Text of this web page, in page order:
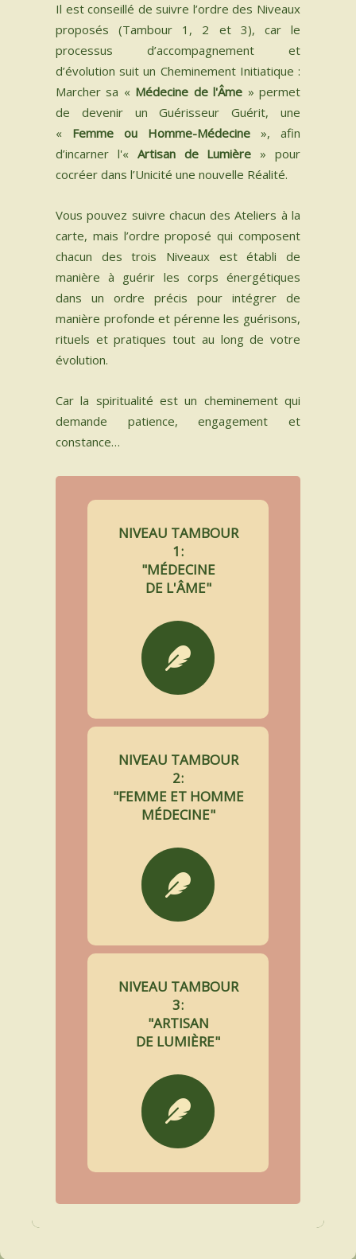
Il est conseillé de suivre l’ordre des Niveaux
proposés (Tambour 1, 2 et 3), car le
processus d’accompagnement et
d’évolution suit un Cheminement Initiatique :
Marcher sa « Médecine de l'Âme » permet
de devenir un Guérisseur Guérit, une
« Femme ou Homme-Médecine », afin
d’incarner l'« Artisan de Lumière » pour
cocréer dans l’Unicité une nouvelle Réalité.​
Vous pouvez suivre chacun des Ateliers à la
carte, mais l’ordre proposé qui composent
chacun des trois Niveaux est établi de
manière à guérir les corps énergétiques
dans un ordre précis pour intégrer de
manière profonde et pérenne les guérisons,
rituels et pratiques tout au long de votre
évolution.​
Car la spiritualité est un cheminement qui
demande patience, engagement et
constance…
NIVEAU TAMBOUR
1:
"MÉDECINE
DE L'ÂME"
NIVEAU TAMBOUR
2:
"FEMME ET HOMME
MÉDECINE"
NIVEAU TAMBOUR
3:
"ARTISAN
DE LUMIÈRE"